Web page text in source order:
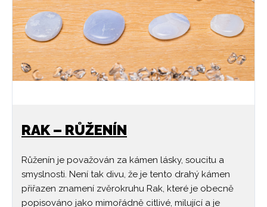
RAK – RŮŽENÍN
Růženín je považován za kámen lásky, soucitu a
smyslnosti. Není tak divu, že je tento drahý kámen
přiřazen znamení zvěrokruhu Rak, které je obecně
popisováno jako mimořádně citlivé, milující a je